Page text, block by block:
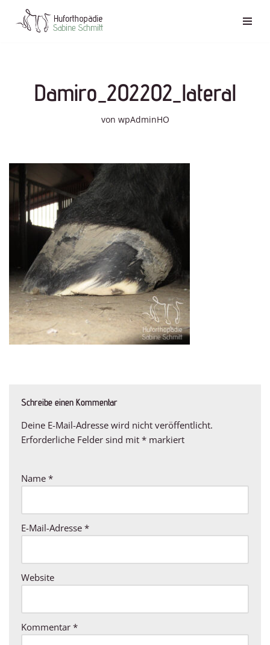
Zum
Damiro_202202_lateral
von wpAdminHO
Schreibe einen Kommentar
Deine E-Mail-Adresse wird nicht veröffentlicht.
Erforderliche Felder sind mit * markiert
Name *
E-Mail-Adresse *
Website
Kommentar *